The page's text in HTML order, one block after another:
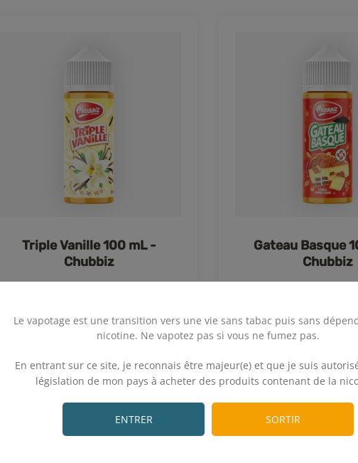
Le vapotage est une transition vers une vie sans tabac puis sans
nicotine. Ne vapotez pas si vous ne fumez pas.
En entrant sur ce site, je reconnais être majeur(e) et que je suis
législation de mon pays à acheter des produits contenant de la
ENTRER SORTIR
Triple Vanille 100 mL -
Chubbiz
26,90€
Gateau Basque
Chubbiz
26,90€
On attend vos